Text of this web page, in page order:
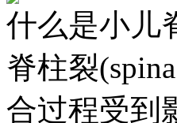
什么是小儿
脊柱裂
合过程受到